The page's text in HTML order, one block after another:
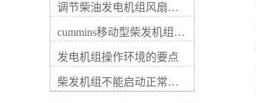
疑充电机不发电或电压太高、
动、充电机的运转及外部电路
的连接等状况，再用万用表电
压档检验充电机的输出端电
压。若柴油发电机未启动时电
压表指示为蓄电池端电压，柴
调节柴油发电机组风扇皮带涨紧度需要注意哪些
cummins移动型柴发机组添加新成员QSB5-G11系列
发电机组操作环境的要点
柴发机组不能启动正常损坏有什么